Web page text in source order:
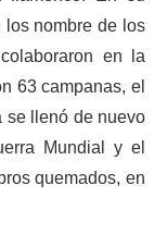
los nombre de los
en la
63 campanas, el
se llenó de nuevo
Mundial y el
quemados, en